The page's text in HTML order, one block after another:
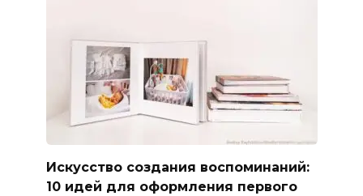
Искусство создания воспоминаний:
10 идей для оформления первого